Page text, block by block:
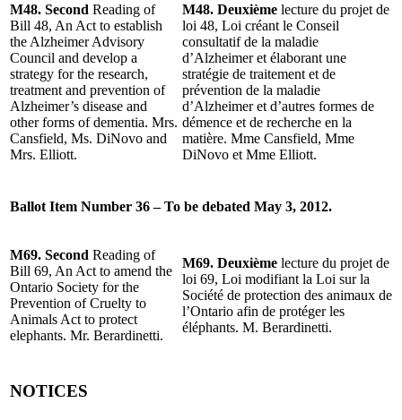
M48. Second Reading of
Bill 48, An Act to establish
the Alzheimer Advisory
Council and develop a
strategy for the research,
treatment and prevention of
Alzheimer’s disease and
other forms of dementia. Mrs.
Cansfield, Ms. DiNovo and
Mrs. Elliott.
M48. Deuxième lecture du projet de
loi 48, Loi créant le Conseil
consultatif de la maladie
d’Alzheimer et élaborant une
stratégie de traitement et de
prévention de la maladie
d’Alzheimer et d’autres formes de
démence et de recherche en la
matière. Mme Cansfield, Mme
DiNovo et Mme Elliott.
Ballot Item Number 36 – To be debated May 3, 2012.
M69. Second Reading of
Bill 69, An Act to amend the
Ontario Society for the
Prevention of Cruelty to
Animals Act to protect
elephants. Mr. Berardinetti.
M69. Deuxième lecture du projet de
loi 69, Loi modifiant la Loi sur la
Société de protection des animaux de
l’Ontario afin de protéger les
éléphants. M. Berardinetti.
NOTICES